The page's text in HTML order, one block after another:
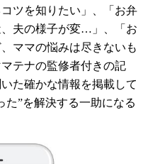
ツを知りたい」、「お弁
夫の様子が変…」、「お
ママの悩みは尽きないも
テナの監修者付きの記
た確かな情報を掲載して
た”を解決する一助になる